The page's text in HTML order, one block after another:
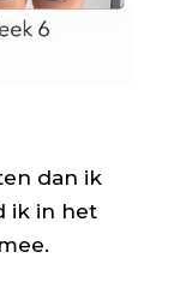
dan ik
ik in het